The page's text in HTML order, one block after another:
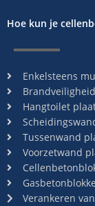
Hoe kun je
Enkelsteens
Hangtoilet
Tussenwand
Voorzetwand
Verankeren